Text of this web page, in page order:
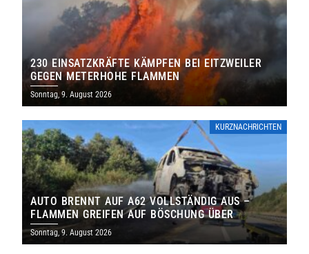
230 EINSATZKRÄFTE KÄMPFEN BEI EITZWEILER
GEGEN METERHOHE FLAMMEN
Sonntag, 9. August 2026
KURZNACHRICHTEN
AUTO BRENNT AUF A62 VOLLSTÄNDIG AUS –
FLAMMEN GREIFEN AUF BÖSCHUNG ÜBER
Sonntag, 9. August 2026